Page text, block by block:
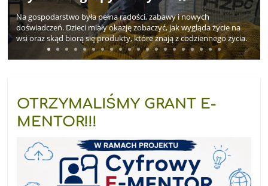
Tym razem spotkanie miało szczególny wymiar – wszystkie
ozdoby przygotowane przez dzieci i ich rodziców trafią na
kiermasz, z którego dochód zostanie przekazany na rzecz
hospicjum.
OTRZYMALIŚMY GRANT E-
MENTOR!!!